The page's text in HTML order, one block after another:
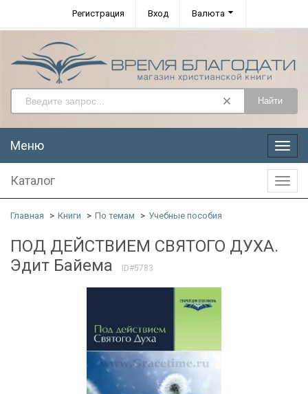
Регистрация Вход Валюта
Найти
Меню
Меню
Каталог
Главная Книги По темам Учебные пособия
ПОД ДЕЙСТВИЕМ СВЯТОГО ДУХА.
Эдит Байема
ID#5783